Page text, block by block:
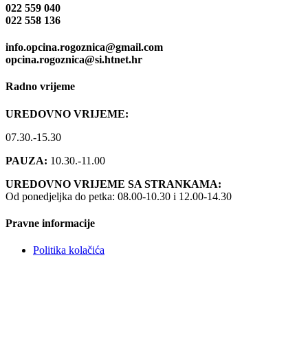
022 559 040
022 558 136
info.opcina.rogoznica@gmail.com
opcina.rogoznica@si.htnet.hr
Radno vrijeme
UREDOVNO VRIJEME:
07.30.-15.30
PAUZA: 10.30.-11.00
UREDOVNO VRIJEME SA STRANKAMA:
Od ponedjeljka do petka: 08.00-10.30 i 12.00-14.30
Pravne informacije
Politika kolačića